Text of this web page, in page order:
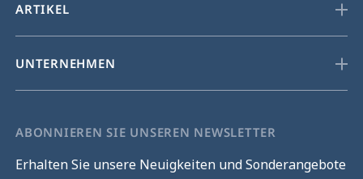
ARTIKEL
UNTERNEHMEN
ABONNIEREN SIE UNSEREN NEWSLETTER
Erhalten Sie unsere Neuigkeiten und Sonderangebote